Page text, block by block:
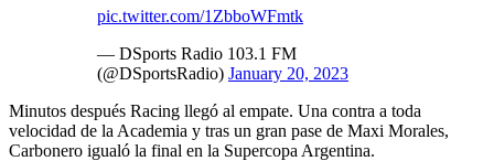
pic.twitter.com/1ZbboWFmtk
— DSports Radio 103.1 FM
(@DSportsRadio) January 20, 2023
Minutos después Racing llegó al empate. Una contra a toda
velocidad de la Academia y tras un gran pase de Maxi Morales,
Carbonero igualó la final en la Supercopa Argentina.